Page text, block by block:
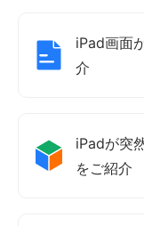
iPad画面
介
iPadが突
をご紹介